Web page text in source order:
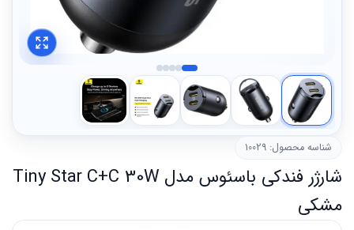
شناسه محصول: 10029
شارژر فندکی باسئوس مدل Tiny Star C+C 30W
مشکی